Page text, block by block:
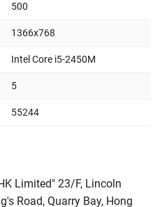
500
1366x768
Intel Core i5-2450M
5
55244
Limited" 23/F, Lincoln
Road, Quarry Bay, Hong